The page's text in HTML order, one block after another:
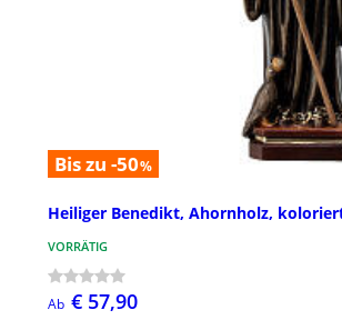
Bis zu -50%
Heiliger Benedikt, Ahornholz,
VORRÄTIG
Ab € 57,90